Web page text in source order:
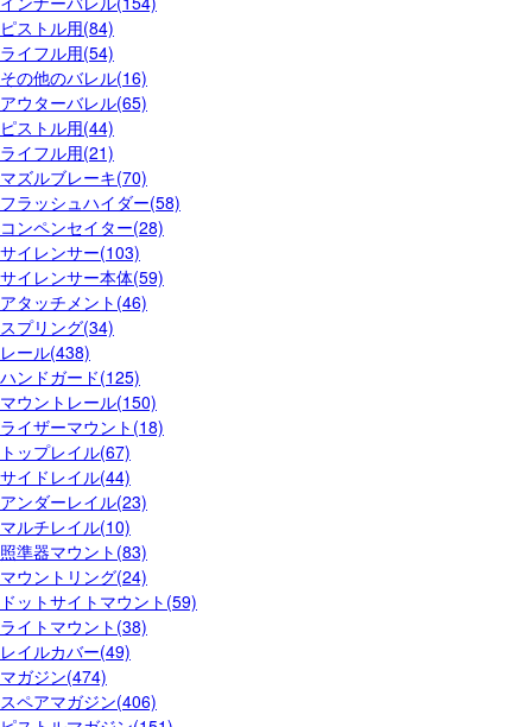
ピストル用(84)
ライフル用(54)
その他のバレル(16)
アウターバレル(65)
ピストル用(44)
ライフル用(21)
マズルブレーキ(70)
フラッシュハイダー(58)
コンペンセイター(28)
サイレンサー(103)
サイレンサー本体(59)
アタッチメント(46)
スプリング(34)
レール(438)
ハンドガード(125)
マウントレール(150)
ライザーマウント(18)
トップレイル(67)
サイドレイル(44)
アンダーレイル(23)
マルチレイル(10)
照準器マウント(83)
マウントリング(24)
ドットサイトマウント(59)
ライトマウント(38)
レイルカバー(49)
マガジン(474)
スペアマガジン(406)